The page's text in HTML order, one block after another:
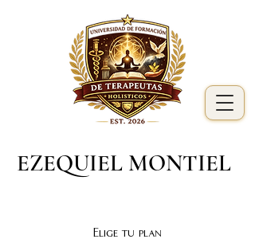
EZEQUIEL MONTIEL
Elige tu plan